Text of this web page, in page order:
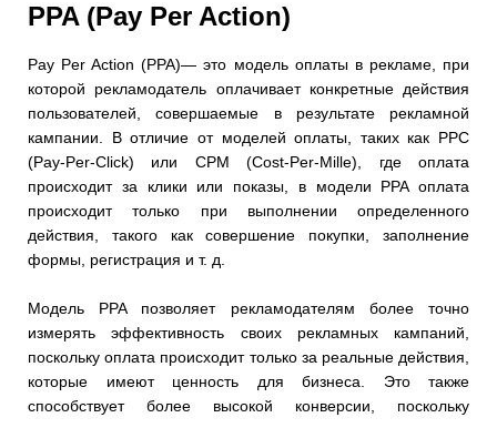
PPA (Pay Per Action)
Pay Per Action (PPA)— это модель оплаты в рекламе, при
которой рекламодатель оплачивает конкретные действия
пользователей, совершаемые в результате рекламной
кампании. В отличие от моделей оплаты, таких как PPC
(Pay-Per-Click) или CPM (Cost-Per-Mille), где оплата
происходит за клики или показы, в модели PPA оплата
происходит только при выполнении определенного
действия, такого как совершение покупки, заполнение
формы, регистрация и т. д.
Модель PPA позволяет рекламодателям более точно
измерять эффективность своих рекламных кампаний,
поскольку оплата происходит только за реальные действия,
которые имеют ценность для бизнеса. Это также
способствует более высокой конверсии, поскольку